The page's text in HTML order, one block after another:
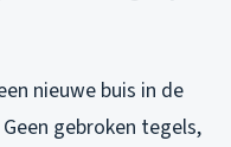
nieuwe buis in de
gebroken tegels,